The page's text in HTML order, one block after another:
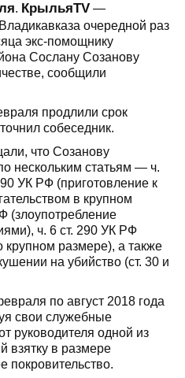
. КрыльяTV —
очередной раз
экс-помощнику
Сослану Созанову
сообщили
продлили срок
собеседник.
что Созанову
нескольким статьям — ч.
УК РФ (приготовление к
в крупном
(злоупотребление
ч. 6 ст. 290 УК РФ
крупном размере), а также
на убийство (ст. 30 и
по август 2018 года
свои служебные
руководителя одной из
взятку в размере
покровительство.